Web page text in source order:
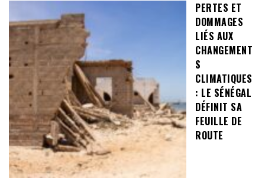
PERTES ET
DOMMAGES
LIÉS AUX
CHANGEMENT
S
CLIMATIQUES
: LE SÉNÉGAL
DÉFINIT SA
FEUILLE DE
ROUTE